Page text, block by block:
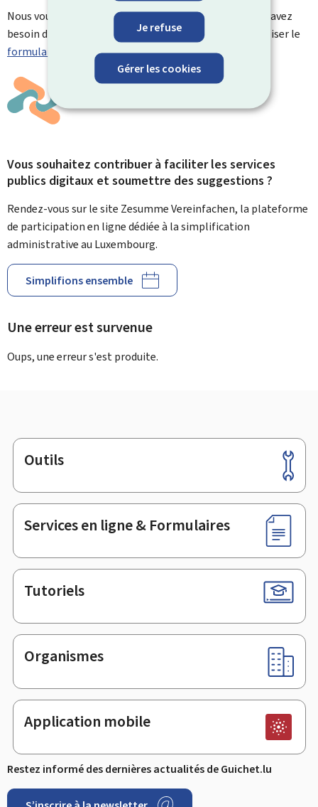
Je refuse
Gérer les cookies
Nous vous remercions pour votre contribution. Si vous avez
besoin d'aide ou si vous avez des questions, merci d'utiliser le
formulaire de contact.
Vous souhaitez contribuer à faciliter les services
publics digitaux et soumettre des suggestions ?
Rendez-vous sur le site Zesumme Vereinfachen, la plateforme
de participation en ligne dédiée à la simplification
administrative au Luxembourg.
Simplifions ensemble
Une erreur est survenue
Oups, une erreur s'est produite.
Pied
de
page
Outils
Services en ligne & Formulaires
Tutoriels
Organismes
Application mobile
Restez informé des dernières actualités de Guichet.lu